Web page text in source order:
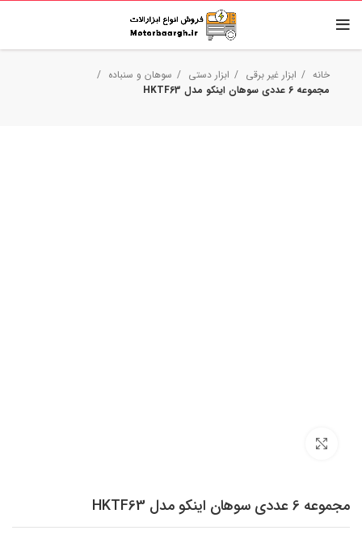
خانه ابزار غیر برقی ابزار دستی
سوهان و سنباده
مجموعه 6 عددی سوهان اینکو مدل HKTF63
مجموعه 6 عددی سوهان اینکو مدل HKTF63